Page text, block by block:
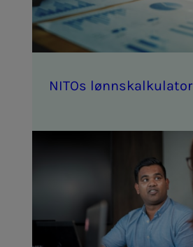
NITOs lønn­­­skalk­­­u­la­tor